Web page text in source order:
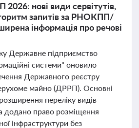
нові види сервітутів,
запитів за РНОКПП/
інформація про речові
Державне підприємство
системи" оновило
Державного реєстру
майно (ДРРП). Основні
переліку видів
додано право розміщення
інфраструктури без